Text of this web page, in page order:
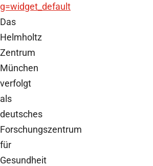
g=widget_default
Das
Helmholtz
Zentrum
München
verfolgt
als
deutsches
Forschungszentrum
für
Gesundheit